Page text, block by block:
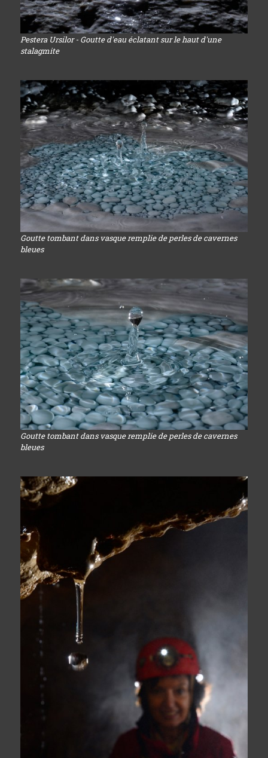
Pestera Ursilor - Goutte d'eau éclatant sur le haut d'une
stalagmite
Goutte tombant dans vasque remplie de perles de cavernes
bleues
Goutte tombant dans vasque remplie de perles de cavernes
bleues